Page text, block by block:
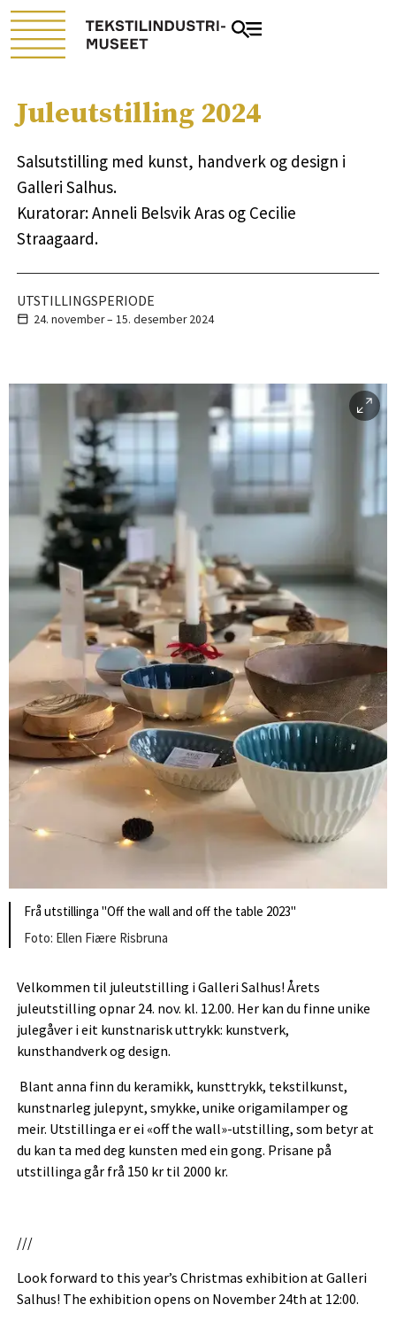
Juleutstilling 2024
Salsutstilling med kunst, handverk og design i
Galleri Salhus.
Kuratorar: Anneli Belsvik Aras og Cecilie
Straagaard.
UTSTILLINGSPERIODE
24. november – 15. desember2024
Frå utstillinga "Off the wall and off the table 2023"
Ellen Fiære Risbruna
Velkommen til juleutstilling i Galleri Salhus! Årets
juleutstilling opnar 24. nov. kl. 12.00. Her kan du finne unike
julegåver i eit kunstnarisk uttrykk: kunstverk,
kunsthandverk og design.
Blant anna finn du keramikk, kunsttrykk, tekstilkunst,
kunstnarleg julepynt, smykke, unike origamilamper og
meir. Utstillinga er ei «off the wall»-utstilling, som betyr at
du kan ta med deg kunsten med ein gong. Prisane på
utstillinga går frå 150 kr til 2000 kr.
///
Look forward to this year’s Christmas exhibition at Galleri
Salhus! The exhibition opens on November 24th at 12:00.